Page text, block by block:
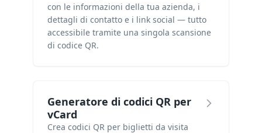
con le informazioni della tua azienda, i
dettagli di contatto e i link social — tutto
accessibile tramite una singola scansione
di codice QR.
Generatore di codici QR per
vCard
Crea codici QR per biglietti da visita